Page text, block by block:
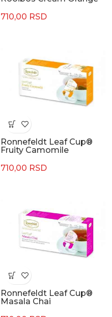
710,00 RSD
Ronnefeldt Leaf Cup®
Fruity Camomile
710,00 RSD
Ronnefeldt Leaf Cup®
Masala Chai